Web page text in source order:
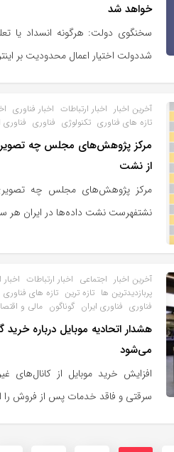
خواهد شد
سخنگوی دولت: هرگونه انسداد یا
شددولت اختیار اعمال محدودیت بر
آخرین اخبار اخبار ارتباطات اخبار فناوری
تازه های فناوری تکنولوژی فناوری
مرکز پژوهش‌های مجلس چه
از نشت
مرکز پژوهش‌های مجلس چه
نشتفهرست نشت‌ داده‌ها در ایران هر
آخرین اخبار اجتماعی اخبار ارتباطات اخبار
پربازدیدترین ها تازه ترین تازه های فناوری
فناوری فناوری ایران گوناگون مالی و
هشدار اتحادیه موبایل درباره
می‌شود
افزایش خرید موبایل از کانال‌های
سرقتی و فاقد خدمات پس از فروش را